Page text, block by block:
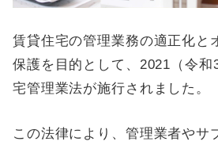
賃貸住宅の管理業務の適正化と
保護を目的として、2021（令和
宅管理業法が施行されました。
この法律により、管理業者やサ